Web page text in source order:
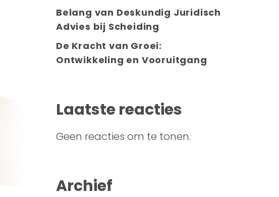
Belang van Deskundig Juridisch
Advies bij Scheiding
De Kracht van Groei:
Ontwikkeling en Vooruitgang
Laatste reacties
Geen reacties om te tonen.
Archief